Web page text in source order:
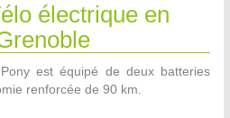
électrique en
est équipé de deux batteries
renforcée de 90 km.